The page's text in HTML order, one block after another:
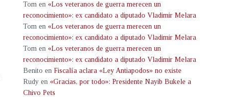
Tom en «Los veteranos de guerra merecen un
reconocimiento»: ex candidato a diputado Vladimir Melara
Tom en «Los veteranos de guerra merecen un
reconocimiento»: ex candidato a diputado Vladimir Melara
Tom en «Los veteranos de guerra merecen un
reconocimiento»: ex candidato a diputado Vladimir Melara
Benito en Fiscalía aclara «Ley Antiapodos» no existe
Rudy en «Gracias, por todo»: Presidente Nayib Bukele a
Chivo Pets